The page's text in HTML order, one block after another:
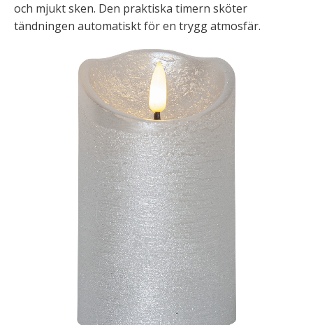
och mjukt sken. Den praktiska timern sköter
tändningen automatiskt för en trygg atmosfär.